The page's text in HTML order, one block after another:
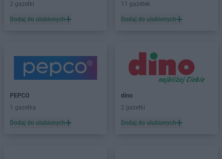
2 gazetki
Dodaj do ulubionych
11 gazetek
Dodaj do ulubionych
PEPCO
1 gazetka
Dodaj do ulubionych
dino
2 gazetki
Dodaj do ulubionych